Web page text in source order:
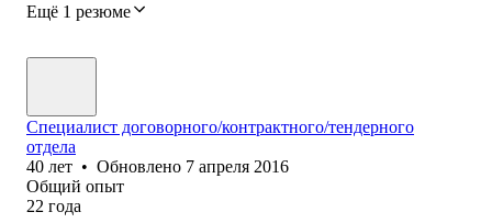
Ещё 1 резюме
Специалист договорного/контрактного/тендерного
отдела
40 лет • Обновлено 7 апреля 2016
Общий опыт
22 года